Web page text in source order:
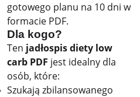
gotowego planu na 10 dni w
formacie PDF.
Dla kogo?
Ten jadłospis diety low
carb PDF jest idealny dla
osób, które:
Szukają zbilansowanego